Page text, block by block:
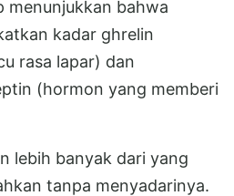
menunjukkan bahwa
kadar ghrelin
rasa lapar) dan
(hormon yang memberi
lebih banyak dari yang
tanpa menyadarinya.